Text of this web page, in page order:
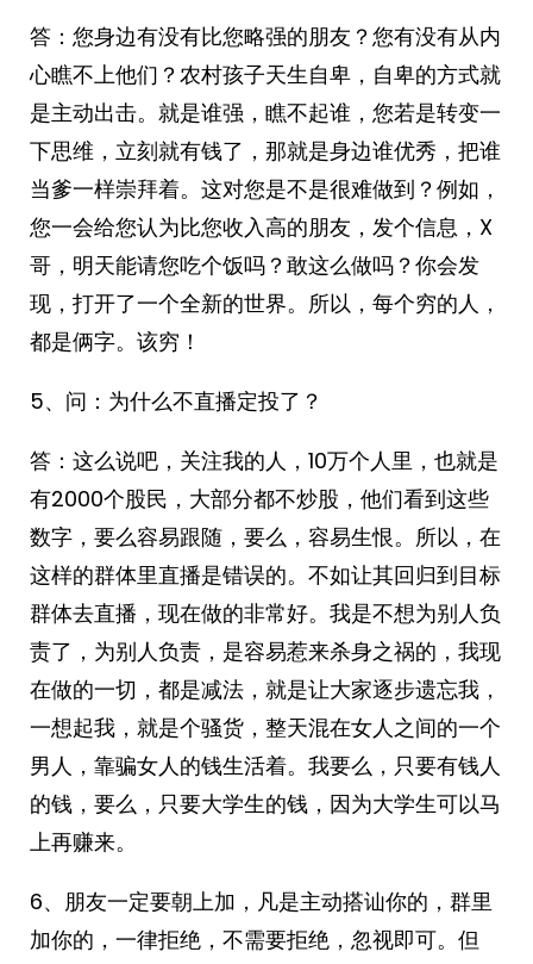
答：您身边有没有比您略强的朋友？您有没有从内
心瞧不上他们？农村孩子天生自卑，自卑的方式就
是主动出击。就是谁强，瞧不起谁，您若是转变一
下思维，立刻就有钱了，那就是身边谁优秀，把谁
当爹一样崇拜着。这对您是不是很难做到？例如，
您一会给您认为比您收入高的朋友，发个信息，X
哥，明天能请您吃个饭吗？敢这么做吗？你会发
现，打开了一个全新的世界。所以，每个穷的人，
都是俩字。该穷！
5、问：为什么不直播定投了？
答：这么说吧，关注我的人，10万个人里，也就是
有2000个股民，大部分都不炒股，他们看到这些
数字，要么容易跟随，要么，容易生恨。所以，在
这样的群体里直播是错误的。不如让其回归到目标
群体去直播，现在做的非常好。我是不想为别人负
责了，为别人负责，是容易惹来杀身之祸的，我现
在做的一切，都是减法，就是让大家逐步遗忘我，
一想起我，就是个骚货，整天混在女人之间的一个
男人，靠骗女人的钱生活着。我要么，只要有钱人
的钱，要么，只要大学生的钱，因为大学生可以马
上再赚来。
6、朋友一定要朝上加，凡是主动搭讪你的，群里
加你的，一律拒绝，不需要拒绝，忽视即可。但